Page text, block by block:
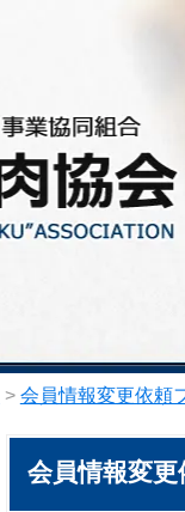
> 会員情報変更依頼
会員情報変